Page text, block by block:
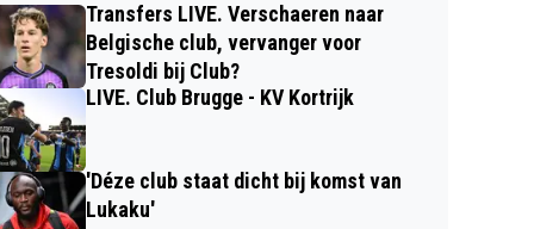
Transfers LIVE. Verschaeren naar
Belgische club, vervanger voor
Tresoldi bij Club?
LIVE. Club Brugge - KV Kortrijk
'Déze club staat dicht bij komst van
Lukaku'